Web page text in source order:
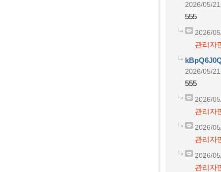
2026/05/
555
2026/
관리자
2026/05/
555
2026/
관리자
2026/
관리자
2026/
관리자